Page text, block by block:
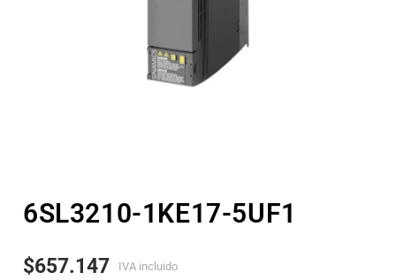
6SL3210-1KE17-5UF1
$657.147 IVA incluido